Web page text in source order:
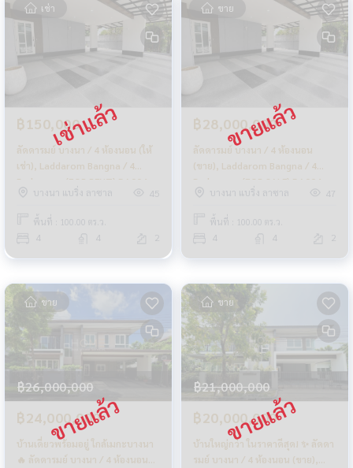
เช่า
฿150,000
ลัดดารมย์ บางนา / 4 ห้องนอน (ให้
เช่า), Laddarom Bangna / 4
Bedrooms (FOR RENT) DA004
บางนา แบริ่ง ลาซาล
45
พื้นที่ : 100.00 ตร.ว.
4 4 2
ขาย
฿28,000,000
ลัดดารมย์ บางนา / 4 ห้องนอน
(ขาย), Laddarom Bangna / 4
Bedrooms (FOR SALE) DA004
บางนา แบริ่ง ลาซาล
47
พื้นที่ : 100.00 ตร.ว.
4 4 2
ขาย
฿26,000,000
฿24,000,000
บ้านเดี่ยวพร้อมอยู่ ใกล้เมกะบางนา
🔥 ลัดดารมย์ บางนา / 4 ห้องนอน
ขาย
฿21,000,000
฿20,000,000
บ้านใหญ่กว่า ในราคาดีสุด! ✨ ลัดดา
รมย์ บางนา / 4 ห้องนอน (ขาย),